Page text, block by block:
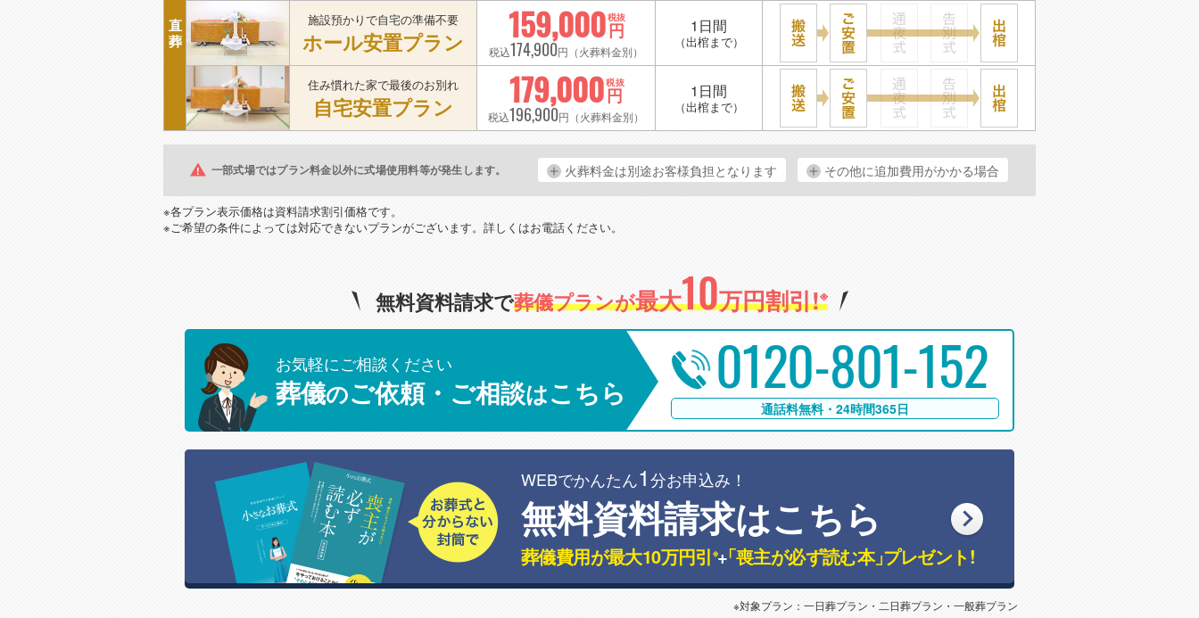
直
葬
施設預かりで自宅の準備不要
ホール安置プラン 159,000円
税抜
税込174,900円（火葬料金別）
1日間
（出棺まで）
住み慣れた家で最後のお別れ
自宅安置プラン 179,000円
税抜
税込196,900円（火葬料金別）
1日間
（出棺まで）
一部式場ではプラン料金以外に式場使用料等が発生します。 火葬料金は別途お客様負担となります その他に追加費用がかかる場合
※各プラン表示価格は資料請求割引価格です。
※ご希望の条件によっては対応できないプランがございます。詳しくはお電話ください。
無料資料請求で葬儀プランが最大10万円割引!※
お気軽にご相談ください
葬儀のご依頼・ご相談はこちら 0120-801-152
通話料無料・24時間365日
WEBでかんたん1分お申込み！
無料資料請求はこちら
葬儀費用が最大10万円引 ※+
「喪主が必ず読む本」プレゼント!
※対象プラン：一日葬プラン・二日葬プラン・一般葬プラン